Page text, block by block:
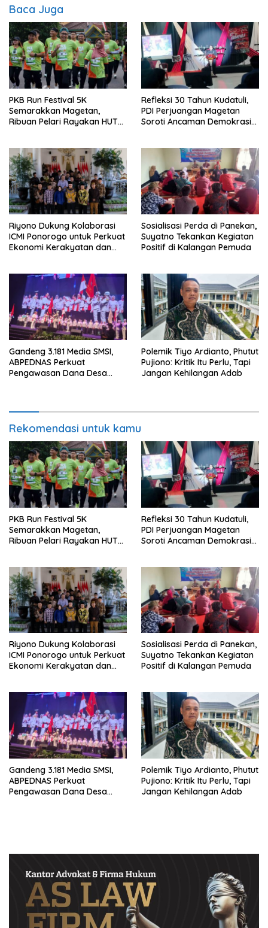
Baca Juga
PKB Run Festival 5K
Semarakkan Magetan,
Ribuan Pelari Rayakan HUT
Refleksi 30 Tahun Kudatuli,
PDI Perjuangan Magetan
Soroti Ancaman Demokrasi
Riyono Dukung Kolaborasi
ICMI Ponorogo untuk Perkuat
Ekonomi Kerakyatan dan
Sosialisasi Perda di Panekan,
Suyatno Tekankan Kegiatan
Positif di Kalangan Pemuda
Gandeng 3.181 Media SMSI,
ABPEDNAS Perkuat
Pengawasan Dana Desa
Polemik Tiyo Ardianto, Phutut
Pujiono: Kritik Itu Perlu, Tapi
Jangan Kehilangan Adab
Rekomendasi untuk kamu
PKB Run Festival 5K
Semarakkan Magetan,
Ribuan Pelari Rayakan HUT
Refleksi 30 Tahun Kudatuli,
PDI Perjuangan Magetan
Soroti Ancaman Demokrasi
Riyono Dukung Kolaborasi
ICMI Ponorogo untuk Perkuat
Ekonomi Kerakyatan dan
Sosialisasi Perda di Panekan,
Suyatno Tekankan Kegiatan
Positif di Kalangan Pemuda
Gandeng 3.181 Media SMSI,
ABPEDNAS Perkuat
Pengawasan Dana Desa
Polemik Tiyo Ardianto, Phutut
Pujiono: Kritik Itu Perlu, Tapi
Jangan Kehilangan Adab